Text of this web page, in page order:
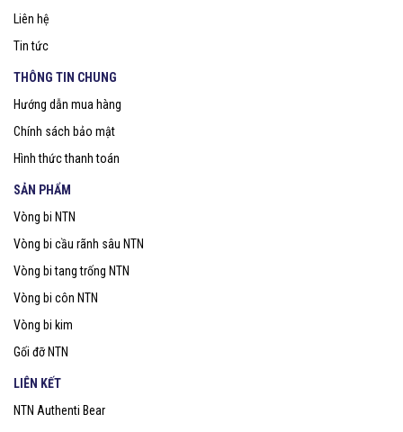
Liên hệ
Tin tức
THÔNG TIN CHUNG
Hướng dẫn mua hàng
Chính sách bảo mật
Hình thức thanh toán
SẢN PHẨM
Vòng bi NTN
Vòng bi cầu rãnh sâu NTN
Vòng bi tang trống NTN
Vòng bi côn NTN
Vòng bi kim
Gối đỡ NTN
LIÊN KẾT
NTN Authenti Bear